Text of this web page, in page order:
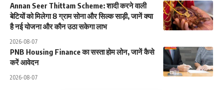
Annan Seer Thittam Scheme: शादी करने वाली
बेटियों को मिलेगा 8 ग्राम सोना और सिल्क साड़ी, जानें क्या
है नई योजना और कौन उठा सकेगा लाभ
2026-08-07
PNB Housing Finance का सस्ता होम लोन, जानें कैसे
करें आवेदन
2026-08-07